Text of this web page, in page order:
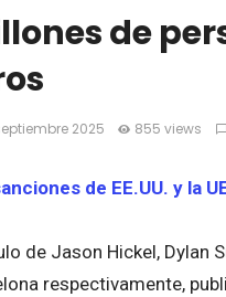
de
2025 855 views
de EE.UU. y la
de Jason Hickel, Dylan
respectivamente,